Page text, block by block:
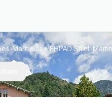
Maritimes EHPAD Saint-